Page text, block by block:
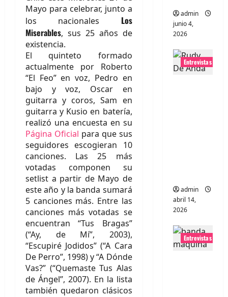
Mayo para celebrar, junto a
los nacionales Los
Miserables, sus 25 años de
existencia.
El quinteto formado
actualmente por Roberto
“El Feo” en voz, Pedro en
bajo y voz, Oscar en
guitarra y coros, Sam en
guitarra y Kusio en batería,
realizó una encuesta en su
Página Oficial para que sus
seguidores escogieran 10
canciones. Las 25 más
votadas componen su
setlist a partir de Mayo de
este año y la banda sumará
5 canciones más. Entre las
canciones más votadas se
encuentran “Tus Bragas”
(“Ay, de Mí”, 2003),
“Escupiré Jodidos” (“A Cara
De Perro”, 1998) y “A Dónde
Vas?” (“Quemaste Tus Alas
de Ángel”, 2007). En la lista
también quedaron clásicos
admin
junio 4,
2026
Entrevistas
admin
abril 14,
2026
Entrevistas